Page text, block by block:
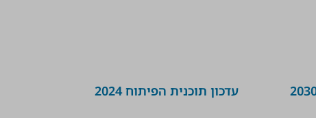
עדכון תוכנית הפיתוח 2024